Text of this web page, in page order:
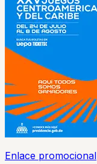
Enlace promocional